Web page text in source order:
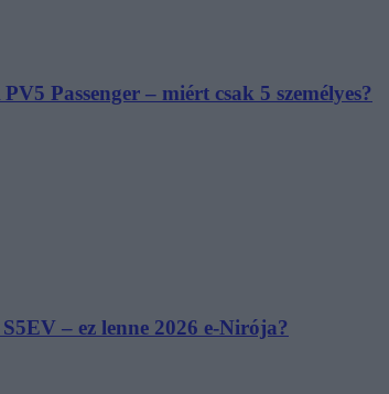
Passenger – miért csak 5 személyes?
– ez lenne 2026 e-Nirója?